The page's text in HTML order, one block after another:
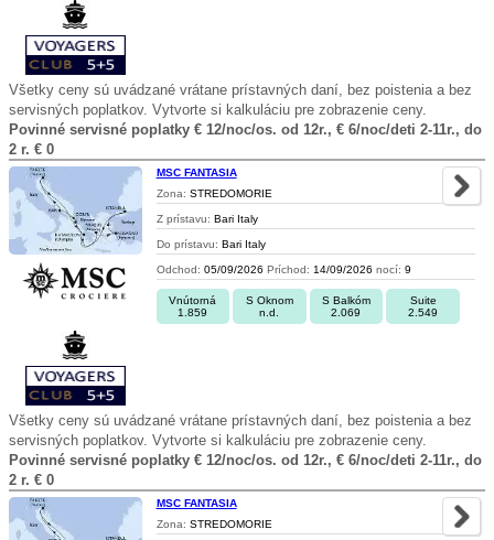
Všetky ceny sú uvádzané vrátane prístavných daní, bez poistenia a bez
servisných poplatkov. Vytvorte si kalkuláciu pre zobrazenie ceny.
Povinné servisné poplatky € 12/noc/os. od 12r., € 6/noc/deti 2-11r., do
2 r. € 0
MSC FANTASIA
Zona: STREDOMORIE
Z prístavu: Bari Italy
Do prístavu: Bari Italy
Odchod: 05/09/2026 Príchod: 14/09/2026 nocí: 9
Vnútorná
1.859
S Oknom
n.d.
S Balkóm
2.069
Suite
2.549
Všetky ceny sú uvádzané vrátane prístavných daní, bez poistenia a bez
servisných poplatkov. Vytvorte si kalkuláciu pre zobrazenie ceny.
Povinné servisné poplatky € 12/noc/os. od 12r., € 6/noc/deti 2-11r., do
2 r. € 0
MSC FANTASIA
Zona: STREDOMORIE